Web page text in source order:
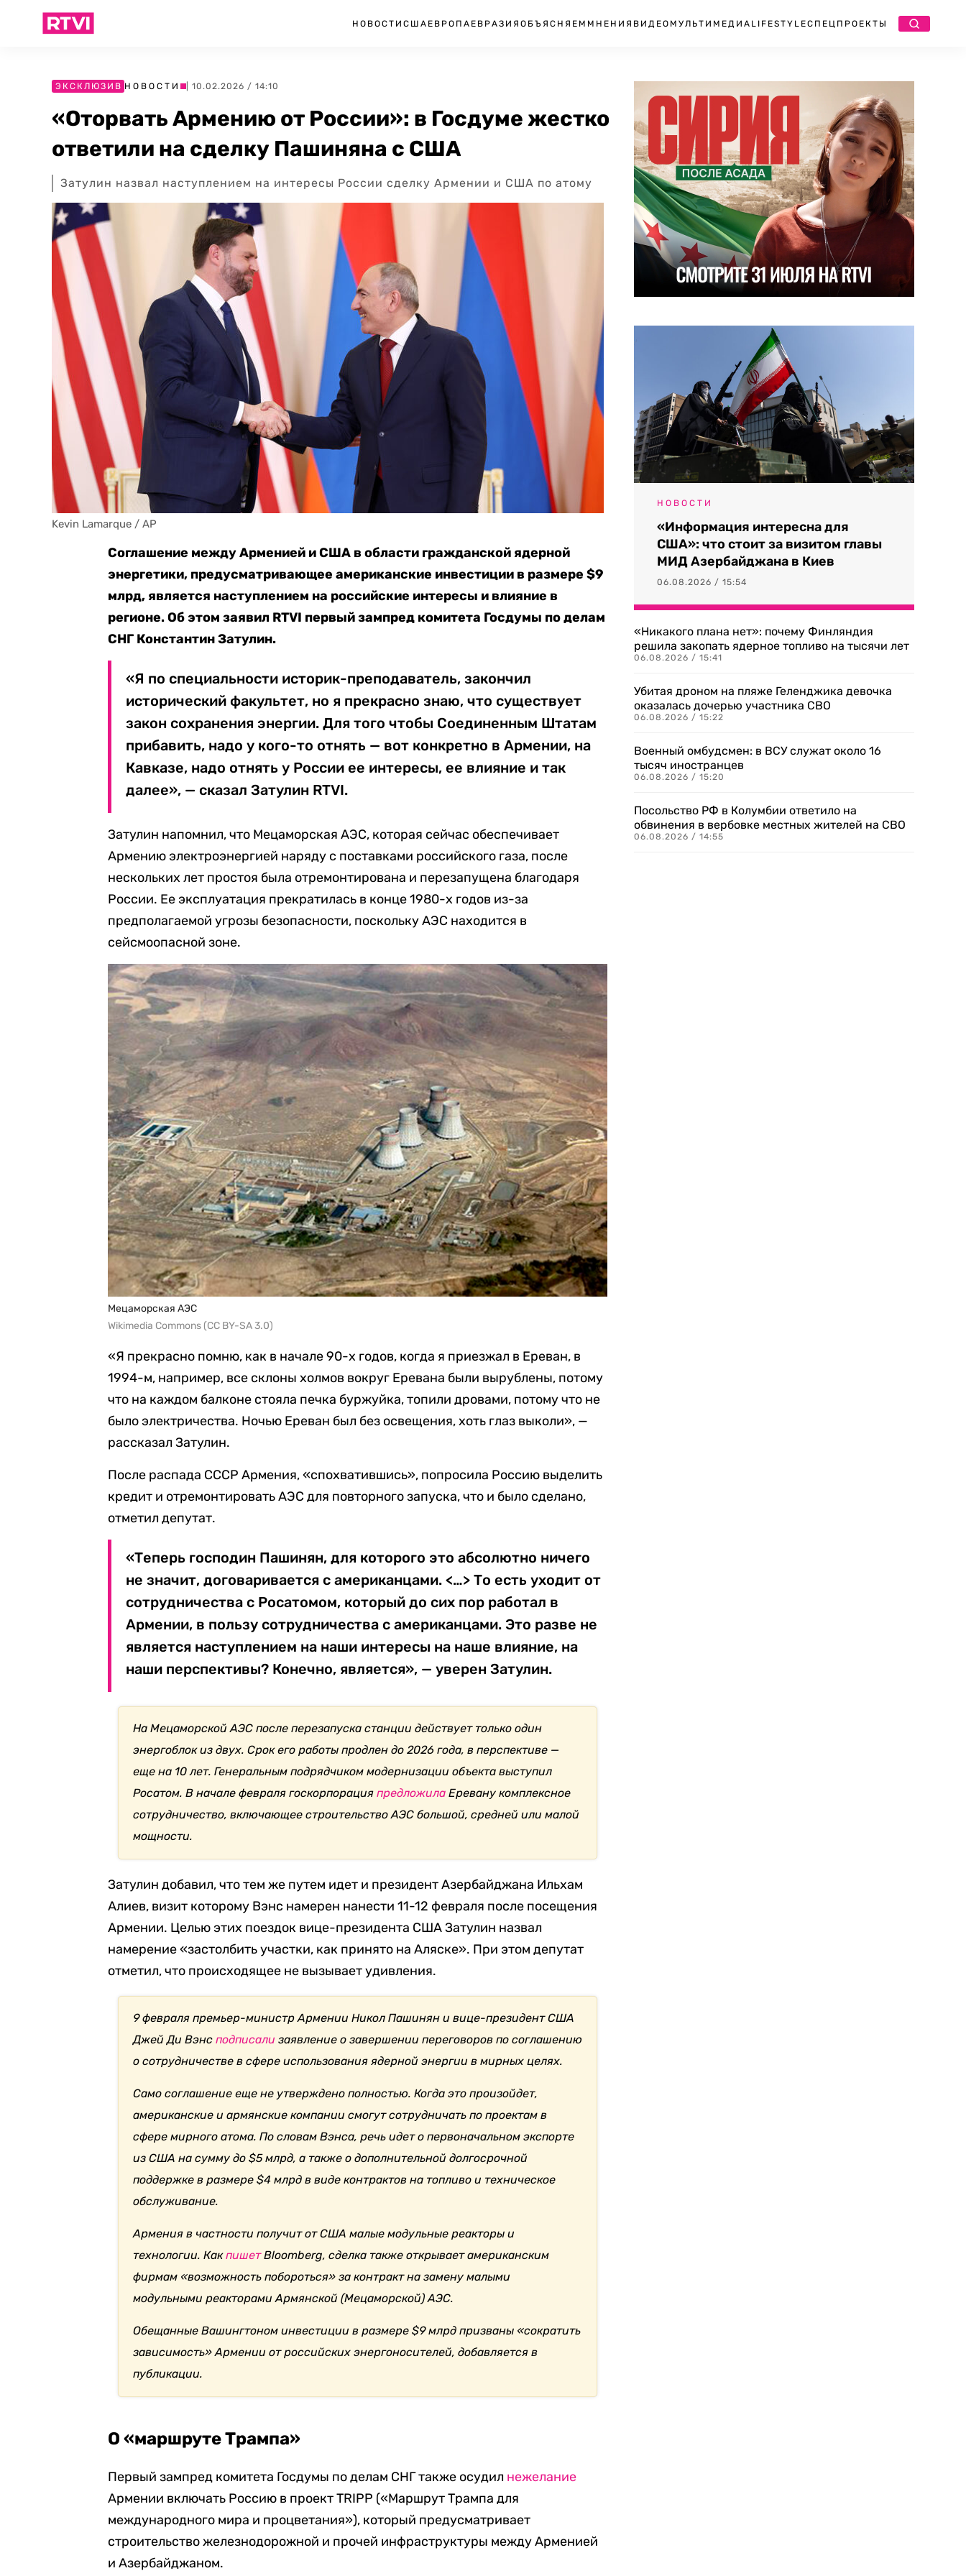
НОВОСТИ США ЕВРОПА ЕВРАЗИЯ ОБЪЯСНЯЕМ МНЕНИЯ ВИДЕО МУЛЬТИМЕДИА LIFESTYLEСПЕЦПРОЕКТЫ
ЭКСКЛЮЗИВ НОВОСТИ | 10.02.2026 / 14:10
«Оторвать Армению от России»: в Госдуме жестко
ответили на сделку Пашиняна с США
Затулин назвал наступлением на интересы России сделку Армении и США по атому
Kevin Lamarque / AP
Соглашение между Арменией и США в области гражданской ядерной
энергетики, предусматривающее американские инвестиции в размере $9
млрд, является наступлением на российские интересы и влияние в
регионе. Об этом заявил RTVI первый зампред комитета Госдумы по делам
СНГ Константин Затулин.
«Я по специальности историк-преподаватель, закончил
исторический факультет, но я прекрасно знаю, что существует
закон сохранения энергии. Для того чтобы Соединенным Штатам
прибавить, надо у кого-то отнять — вот конкретно в Армении, на
Кавказе, надо отнять у России ее интересы, ее влияние и так
далее», — сказал Затулин RTVI.
Затулин напомнил, что Мецаморская АЭС, которая сейчас обеспечивает
Армению электроэнергией наряду с поставками российского газа, после
нескольких лет простоя была отремонтирована и перезапущена благодаря
России. Ее эксплуатация прекратилась в конце 1980-х годов из-за
предполагаемой угрозы безопасности, поскольку АЭС находится в
сейсмоопасной зоне.
Мецаморская АЭС
Wikimedia Commons (CC BY-SA 3.0)
«Я прекрасно помню, как в начале 90-х годов, когда я приезжал в Ереван, в
1994-м, например, все склоны холмов вокруг Еревана были вырублены, потому
что на каждом балконе стояла печка буржуйка, топили дровами, потому что не
было электричества. Ночью Ереван был без освещения, хоть глаз выколи», —
рассказал Затулин.
После распада СССР Армения, «спохватившись», попросила Россию выделить
кредит и отремонтировать АЭС для повторного запуска, что и было сделано,
отметил депутат.
«Теперь господин Пашинян, для которого это абсолютно ничего
не значит, договаривается с американцами. <…> То есть уходит от
сотрудничества с Росатомом, который до сих пор работал в
Армении, в пользу сотрудничества с американцами. Это разве не
является наступлением на наши интересы на наше влияние, на
наши перспективы? Конечно, является», — уверен Затулин.
На Мецаморской АЭС после перезапуска станции действует только один
энергоблок из двух. Срок его работы продлен до 2026 года, в перспективе —
еще на 10 лет. Генеральным подрядчиком модернизации объекта выступил
Росатом. В начале февраля госкорпорация предложилаЕревану комплексное
сотрудничество, включающее строительство АЭС большой, средней или малой
мощности.
Затулин добавил, что тем же путем идет и президент Азербайджана Ильхам
Алиев, визит которому Вэнс намерен нанести 11-12 февраля после посещения
Армении. Целью этих поездок вице-президента США Затулин назвал
намерение «застолбить участки, как принято на Аляске». При этом депутат
отметил, что происходящее не вызывает удивления.
9 февраля премьер-министр Армении Никол Пашинян и вице-президент США
Джей Ди Вэнс подписали заявление о завершении переговоров по соглашению
о сотрудничестве в сфере использования ядерной энергии в мирных целях.
Само соглашение еще не утверждено полностью. Когда это произойдет,
американские и армянские компании смогут сотрудничать по проектам в
сфере мирного атома. По словам Вэнса, речь идет о первоначальном экспорте
из США на сумму до $5 млрд, а также о дополнительной долгосрочной
поддержке в размере $4 млрд в виде контрактов на топливо и техническое
обслуживание.
Армения в частности получит от США малые модульные реакторы и
технологии. КакпишетBloomberg, сделка также открывает американским
фирмам «возможность побороться» за контракт на замену малыми
модульными реакторами Армянской (Мецаморской) АЭС.
Обещанные Вашингтоном инвестиции в размере $9 млрд призваны «сократить
зависимость» Армении от российских энергоносителей, добавляется в
публикации.
О «маршруте Трампа»
Первый зампред комитета Госдумы по делам СНГ также осудил нежелание
Армении включать Россию в проект TRIPP («Маршрут Трампа для
международного мира и процветания»), который предусматривает
строительство железнодорожной и прочей инфраструктуры между Арменией
и Азербайджаном.
НОВОСТИ
«Информация интересна для
США»: что стоит за визитом главы
МИД Азербайджана в Киев
06.08.2026 / 15:54
«Никакого плана нет»: почему Финляндия
решила закопать ядерное топливо на тысячи лет
06.08.2026 / 15:41
Убитая дроном на пляже Геленджика девочка
оказалась дочерью участника СВО
06.08.2026 / 15:22
Военный омбудсмен: в ВСУ служат около 16
тысяч иностранцев
06.08.2026 / 15:20
Посольство РФ в Колумбии ответило на
обвинения в вербовке местных жителей на СВО
06.08.2026 / 14:55